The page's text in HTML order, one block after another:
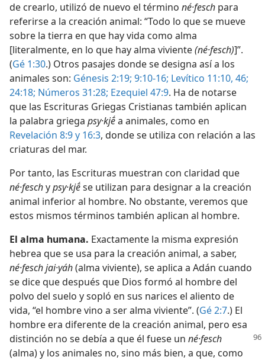
de crearlo, utilizó de nuevo el término né·fesch para
referirse a la creación animal: “Todo lo que se mueve
sobre la tierra en que hay vida como alma
[literalmente, en lo que hay alma viviente(né·fesch)]”.
(Gé 1:30.) Otros pasajes donde se designa así a los
animales son: Génesis 2:19; 9:10-16; Levítico 11:10, 46;
24:18; Números 31:28; Ezequiel 47:9. Ha de notarse
que las Escrituras Griegas Cristianas también aplican
la palabra griega psy·kjḗa animales, como en
Revelación 8:9 y 16:3, donde se utiliza con relación a las
criaturas del mar.
Por tanto, las Escrituras muestran con claridad que
né·feschypsy·kjḗse utilizan para designar a la creación
animal inferior al hombre. No obstante, veremos que
estos mismos términos también aplican al hombre.
El alma humana. Exactamente la misma expresión
hebrea que se usa para la creación animal, a saber,
né·fesch jai·yáh(alma viviente), se aplica a Adán cuando
se dice que después que Dios formó al hombre del
polvo del suelo y sopló en sus narices el aliento de
vida, “el hombre vino a ser alma viviente”. (Gé 2:7.) El
hombre era diferente de la creación animal, pero esa
distinción no se debía a que él fuese un né·fesch
(alma) y los animales no, sino más bien, a que, como